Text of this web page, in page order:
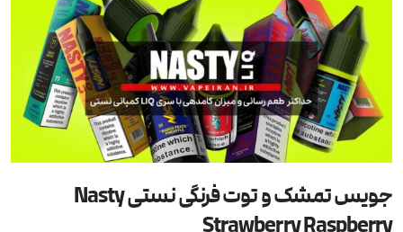
جویس تمشک و توت فرنگی نستی Nasty
Strawberry Raspberry